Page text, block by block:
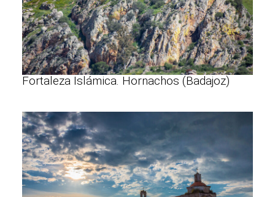
Fortaleza Islámica. Hornachos (Badajoz)